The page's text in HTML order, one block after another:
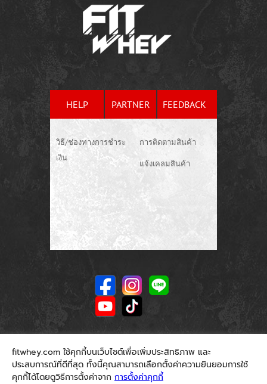
HELP PARTNER FEEDBACK
วิธี/ช่องทางการชำระ
เงิน
การติดตามสินค้า
แจ้งเคลมสินค้า
fitwhey.com ใช้คุกกี้บนเว็บไซต์เพื่อเพิ่มประสิทธิภาพ และ
ประสบการณ์ที่ดีที่สุด ทั้งนี้คุณสามารถเลือกตั้งค่าความยินยอมการใช้
คุกกี้ได้โดยดูวิธีการตั้งค่าจาก การตั้งค่าคุกกี้